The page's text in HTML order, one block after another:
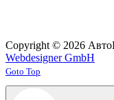
Copyright © 2026
Webdesigner GmbH
Joomla! 3 Templates
Goto Top